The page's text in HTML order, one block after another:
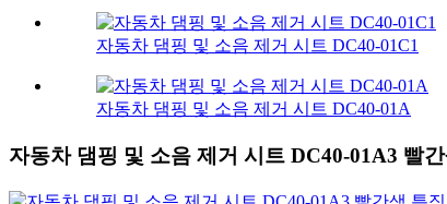
자동차 댐핑 및 소음 제거 시트 DC40-01C1
자동차 댐핑 및 소음 제거 시트 DC40-01A
자동차 댐핑 및 소음 제거 시트 DC40-01A3 빨간